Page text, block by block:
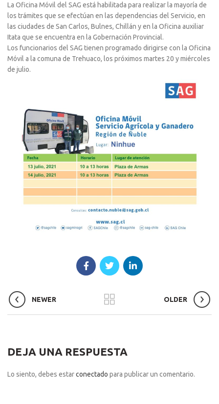
La Oficina Móvil del SAG está habilitada para realizar la mayoría de
los trámites que se efectúan en las dependencias del Servicio, en
las ciudades de San Carlos, Bulnes, Chillán y en la Oficina auxiliar
Itata que se encuentra en la Gobernación Provincial.
Los funcionarios del SAG tienen programado dirigirse con la Oficina
Móvil a la comuna de Trehuaco, los próximos martes 20 y miércoles
de julio.
NEWER OLDER
DEJA UNA RESPUESTA
Lo siento, debes estarconectado para publicar un comentario.